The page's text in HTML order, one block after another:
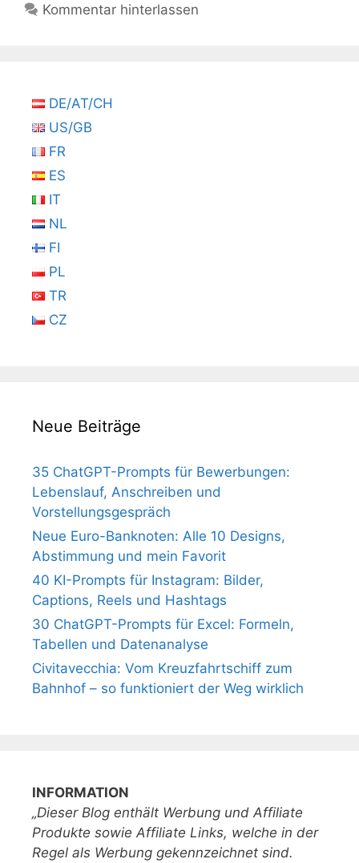
Kommentar hinterlassen
DE/AT/CH
US/GB
FR
ES
IT
NL
FI
PL
TR
CZ
Neue Beiträge
35 ChatGPT-Prompts für Bewerbungen:
Lebenslauf, Anschreiben und
Vorstellungsgespräch
Neue Euro-Banknoten: Alle 10 Designs,
Abstimmung und mein Favorit
40 KI-Prompts für Instagram: Bilder,
Captions, Reels und Hashtags
30 ChatGPT-Prompts für Excel: Formeln,
Tabellen und Datenanalyse
Civitavecchia: Vom Kreuzfahrtschiff zum
Bahnhof – so funktioniert der Weg wirklich
INFORMATION
„Dieser Blog enthält Werbung und Affiliate
Produkte sowie Affiliate Links, welche in der
Regel als Werbung gekennzeichnet sind.